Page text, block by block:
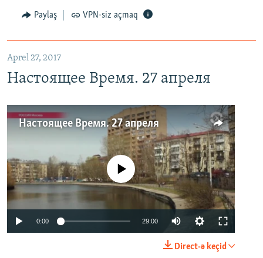
Paylaş VPN-siz açmaq
Aprel 27, 2017
Настоящее Время. 27 апреля
Настоящее Время. 27 апреля
No media source currently available
0:00 29:00
Direct-ə keçid